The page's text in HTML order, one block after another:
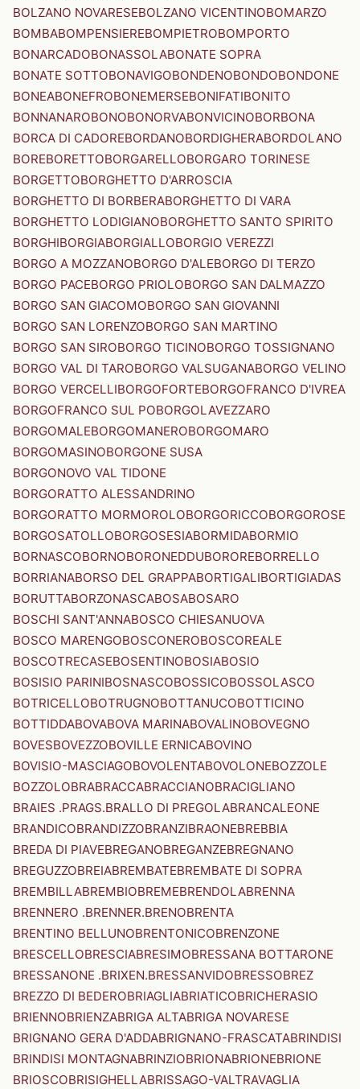
BOLZANO NOVARESEBOLZANO VICENTINOBOMARZO
BOMBABOMPENSIEREBOMPIETROBOMPORTO
BONARCADOBONASSOLABONATE SOPRA
BONATE SOTTOBONAVIGOBONDENOBONDOBONDONE
BONEABONEFROBONEMERSEBONIFATIBONITO
BONNANAROBONOBONORVABONVICINOBORBONA
BORCA DI CADOREBORDANOBORDIGHERABORDOLANO
BOREBORETTOBORGARELLOBORGARO TORINESE
BORGETTOBORGHETTO D'ARROSCIA
BORGHETTO DI BORBERABORGHETTO DI VARA
BORGHETTO LODIGIANOBORGHETTO SANTO SPIRITO
BORGHIBORGIABORGIALLOBORGIO VEREZZI
BORGO A MOZZANOBORGO D'ALEBORGO DI TERZO
BORGO PACEBORGO PRIOLOBORGO SAN DALMAZZO
BORGO SAN GIACOMOBORGO SAN GIOVANNI
BORGO SAN LORENZOBORGO SAN MARTINO
BORGO SAN SIROBORGO TICINOBORGO TOSSIGNANO
BORGO VAL DI TAROBORGO VALSUGANABORGO VELINO
BORGO VERCELLIBORGOFORTEBORGOFRANCO D'IVREA
BORGOFRANCO SUL POBORGOLAVEZZARO
BORGOMALEBORGOMANEROBORGOMARO
BORGOMASINOBORGONE SUSA
BORGONOVO VAL TIDONE
BORGORATTO ALESSANDRINO
BORGORATTO MORMOROLOBORGORICCOBORGOROSE
BORGOSATOLLOBORGOSESIABORMIDABORMIO
BORNASCOBORNOBORONEDDUBOROREBORRELLO
BORRIANABORSO DEL GRAPPABORTIGALIBORTIGIADAS
BORUTTABORZONASCABOSABOSARO
BOSCHI SANT'ANNABOSCO CHIESANUOVA
BOSCO MARENGOBOSCONEROBOSCOREALE
BOSCOTRECASEBOSENTINOBOSIABOSIO
BOSISIO PARINIBOSNASCOBOSSICOBOSSOLASCO
BOTRICELLOBOTRUGNOBOTTANUCOBOTTICINO
BOTTIDDABOVABOVA MARINABOVALINOBOVEGNO
BOVESBOVEZZOBOVILLE ERNICABOVINO
BOVISIO-MASCIAGOBOVOLENTABOVOLONEBOZZOLE
BOZZOLOBRABRACCABRACCIANOBRACIGLIANO
BRAIES .PRAGS.BRALLO DI PREGOLABRANCALEONE
BRANDICOBRANDIZZOBRANZIBRAONEBREBBIA
BREDA DI PIAVEBREGANOBREGANZEBREGNANO
BREGUZZOBREIABREMBATEBREMBATE DI SOPRA
BREMBILLABREMBIOBREMEBRENDOLABRENNA
BRENNERO .BRENNER.BRENOBRENTA
BRENTINO BELLUNOBRENTONICOBRENZONE
BRESCELLOBRESCIABRESIMOBRESSANA BOTTARONE
BRESSANONE .BRIXEN.BRESSANVIDOBRESSOBREZ
BREZZO DI BEDEROBRIAGLIABRIATICOBRICHERASIO
BRIENNOBRIENZABRIGA ALTABRIGA NOVARESE
BRIGNANO GERA D'ADDABRIGNANO-FRASCATABRINDISI
BRINDISI MONTAGNABRINZIOBRIONABRIONEBRIONE
BRIOSCOBRISIGHELLABRISSAGO-VALTRAVAGLIA